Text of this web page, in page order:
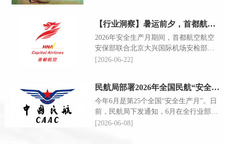
地，每一代产品的推出都精准回应了行
业现存的技术痛点，推动围界安防防护
能力不断迈上新台阶。
【行业洞察】暑运前夕，首都航空空防联动，共治安全风险隐患
2026年安全生产月期间，首都航空航空
安保部联合北京大兴国际机场安检部，
组织开展空防联动共治安全风险隐患活
[2026-06-22]
民航局部署2026年全国民航“安全生产月”活动
今年6月是第25个全国“安全生产月”。日
前，民航局下发通知，6月在全行业部署
开展全国民航“安全生产月”活动。
[2026-06-08]